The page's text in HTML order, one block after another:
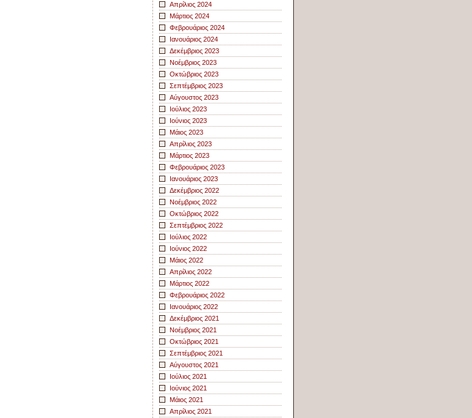
Απρίλιος 2024
Μάρτιος 2024
Φεβρουάριος 2024
Ιανουάριος 2024
Δεκέμβριος 2023
Νοέμβριος 2023
Οκτώβριος 2023
Σεπτέμβριος 2023
Αύγουστος 2023
Ιούλιος 2023
Ιούνιος 2023
Μάιος 2023
Απρίλιος 2023
Μάρτιος 2023
Φεβρουάριος 2023
Ιανουάριος 2023
Δεκέμβριος 2022
Νοέμβριος 2022
Οκτώβριος 2022
Σεπτέμβριος 2022
Ιούλιος 2022
Ιούνιος 2022
Μάιος 2022
Απρίλιος 2022
Μάρτιος 2022
Φεβρουάριος 2022
Ιανουάριος 2022
Δεκέμβριος 2021
Νοέμβριος 2021
Οκτώβριος 2021
Σεπτέμβριος 2021
Αύγουστος 2021
Ιούλιος 2021
Ιούνιος 2021
Μάιος 2021
Απρίλιος 2021